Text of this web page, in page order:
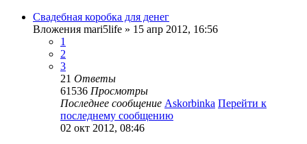
Свадебная коробка для денег
Вложения mari5life » 15 апр 2012, 16:56
1
2
3
21 Ответы
61536 Просмотры
Последнее сообщение Askorbinka Перейти к
последнему сообщению
02 окт 2012, 08:46